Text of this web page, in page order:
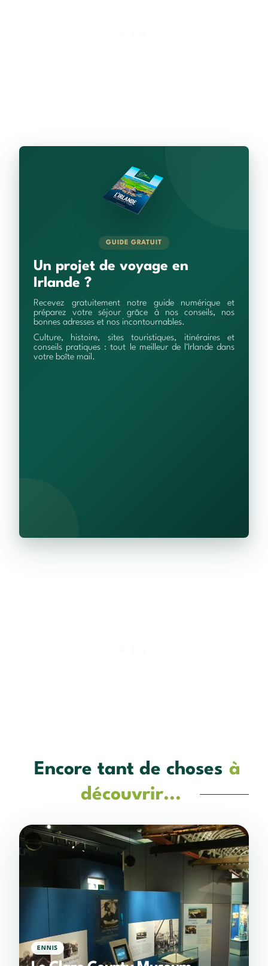
GUIDE GRATUIT
Un projet de voyage en
Irlande ?
Recevez gratuitement notre guide numérique et
préparez votre séjour grâce à nos conseils, nos
bonnes adresses et nos incontournables.
Culture, histoire, sites touristiques, itinéraires et
conseils pratiques : tout le meilleur de l'Irlande dans
votre boîte mail.
Encore tant de choses à
découvrir...
ENNIS